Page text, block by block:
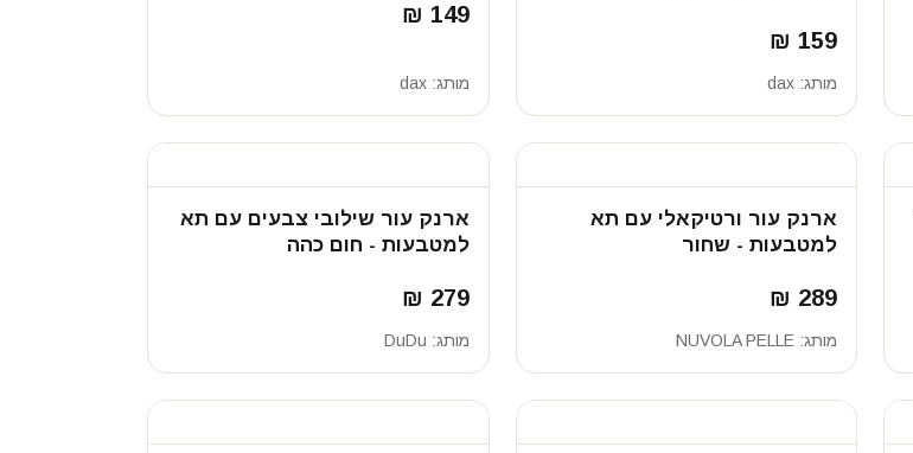
159 ₪
מותג: dax
149 ₪
מותג:dax
ארנק עור ורטיקאלי עם תא
למטבעות - שחור
289 ₪
מותג: NUVOLA PELLE
ארנק עור שילובי צבעים עם תא
למטבעות - חום כהה
279 ₪
מותג: DuDu